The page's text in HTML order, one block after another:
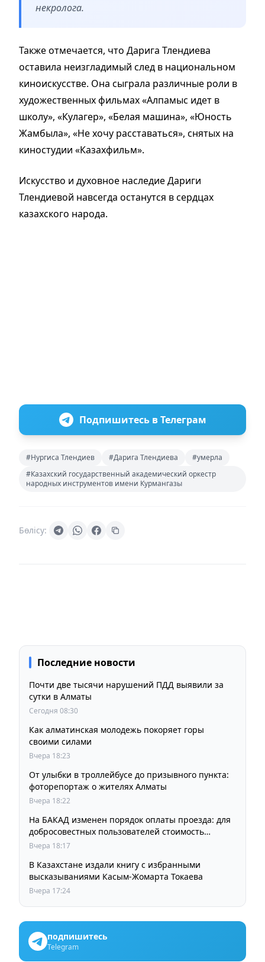
некролога.
Также отмечается, что Дарига Тлендиева
оставила неизгладимый след в национальном
киноискусстве. Она сыграла различные роли в
художественных фильмах «Алпамыс идет в
школу», «Кулагер», «Белая машина», «Юность
Жамбыла», «Не хочу расставаться», снятых на
киностудии «Казахфильм».
Искусство и духовное наследие Дариги
Тлендиевой навсегда останутся в сердцах
казахского народа.
Подпишитесь в Телеграм
#Нургиса Тлендиев #Дарига Тлендиева
#умерла
#Казахский государственный академический оркестр
народных инструментов имени Курмангазы
Бөлісу:
Последние новости
Почти две тысячи нарушений ПДД выявили за
сутки в Алматы
Сегодня 08:30
Как алматинская молодежь покоряет горы
своими силами
Вчера 18:23
От улыбки в троллейбусе до призывного пункта:
фоторепортаж о жителях Алматы
Вчера 18:22
На БАКАД изменен порядок оплаты проезда: для
добросовестных пользователей стоимость
остается прежней
Вчера 18:17
В Казахстане издали книгу с избранными
высказываниями Касым-Жомарта Токаева
Вчера 17:24
подпишитесь
Telegram